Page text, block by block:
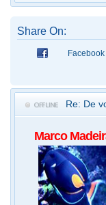
Share On:
Facebook
Re: De
Marco